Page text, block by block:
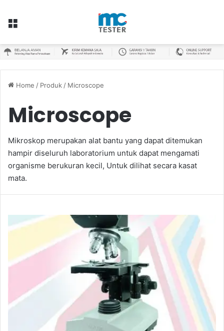
Menu
Home / Produk / Microscope
Microscope
Mikroskop merupakan alat bantu yang dapat ditemukan
hampir diseluruh laboratorium untuk dapat mengamati
organisme berukuran kecil, Untuk dilihat secara kasat
mata.